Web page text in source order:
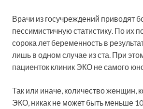
Врачи из госучреждений приводят
пессимистичную статистику. По их
сорока лет беременность в
лишь в одном случае из ста. При
пациенток клиник ЭКО не самого
Так или иначе, количество женщин,
ЭКО, никак не может быть меньше